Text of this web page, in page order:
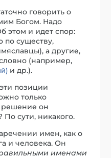
говорить о
Богом. Надо
этом и идет спор:
по существу,
а другие,
(например,
и др.).
позиции
только
решение он
По сути, никакого.
имен, как о
и человека. Он
именами